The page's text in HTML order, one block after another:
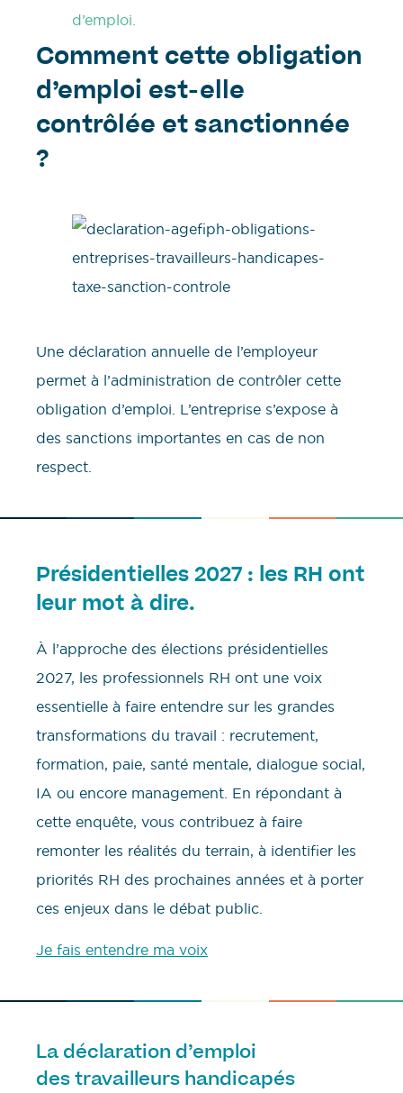
d’emploi.
Comment cette obligation
d’emploi est-elle
contrôlée et sanctionnée
?
Une déclaration annuelle de l’employeur
permet à l’administration de contrôler cette
obligation d’emploi. L’entreprise s’expose à
des sanctions importantes en cas de non
respect.
Présidentielles 2027 : les RH ont
leur mot à dire.
À l’approche des élections présidentielles
2027, les professionnels RH ont une voix
essentielle à faire entendre sur les grandes
transformations du travail : recrutement,
formation, paie, santé mentale, dialogue social,
IA ou encore management. En répondant à
cette enquête, vous contribuez à faire
remonter les réalités du terrain, à identifier les
priorités RH des prochaines années et à porter
ces enjeux dans le débat public.
Je fais entendre ma voix
La déclaration d’emploi
des travailleurs handicapés